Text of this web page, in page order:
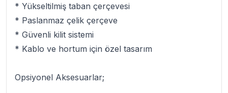
* Yükseltilmiş taban çerçevesi
* Paslanmaz çelik çerçeve
* Güvenli kilit sistemi
* Kablo ve hortum için özel tasarım
Opsiyonel Aksesuarlar;